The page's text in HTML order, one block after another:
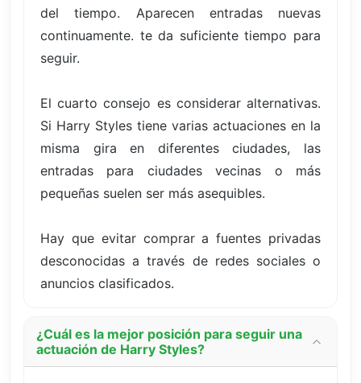
del tiempo. Aparecen entradas nuevas
continuamente. te da suficiente tiempo para
seguir.
El cuarto consejo es considerar alternativas.
Si Harry Styles tiene varias actuaciones en la
misma gira en diferentes ciudades, las
entradas para ciudades vecinas o más
pequeñas suelen ser más asequibles.
Hay que evitar comprar a fuentes privadas
desconocidas a través de redes sociales o
anuncios clasificados.
¿Cuál es la mejor posición para seguir una
actuación de Harry Styles?